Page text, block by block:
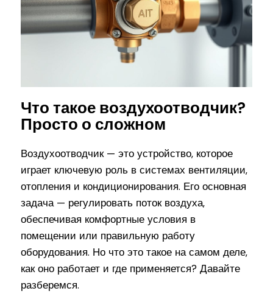
Что такое воздухоотводчик?
Просто о сложном
Воздухоотводчик — это устройство, которое
играет ключевую роль в системах вентиляции,
отопления и кондиционирования. Его основная
задача — регулировать поток воздуха,
обеспечивая комфортные условия в
помещении или правильную работу
оборудования. Но что это такое на самом деле,
как оно работает и где применяется? Давайте
разберемся.